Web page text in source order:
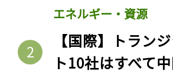
エネルギー・資源
【国際】トラン
ト10社はすべて